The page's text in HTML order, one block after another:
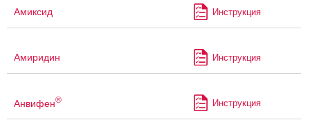
Амиксид Инструкция
Амиридин Инструкция
Анвифен® Инструкция